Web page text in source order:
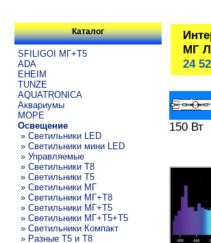
Каталог
SFILIGOI МГ+Т5
ADA
EHEIM
TUNZE
AQUATRONICA
Аквариумы
МОРЕ
Освещение
» Светильники LED
» Светильники мини LED
» Управляемые
» Светильники T8
» Светильники T5
» Светильники МГ
» Светильники МГ+T8
» Светильники МГ+T5
» Светильники МГ+T5+T5
» Светильники Компакт
» Разные T5 и T8
МГ
24
150 Вт